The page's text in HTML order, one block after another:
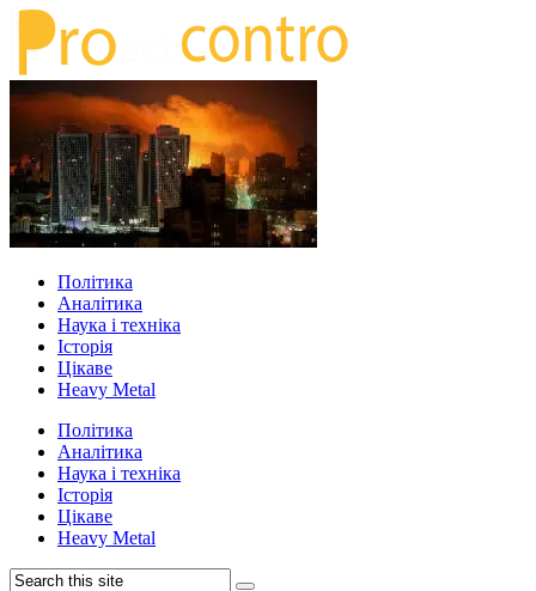
Політика
Аналітика
Наука і техніка
Історія
Цікаве
Heavy Metal
Політика
Аналітика
Наука і техніка
Історія
Цікаве
Heavy Metal